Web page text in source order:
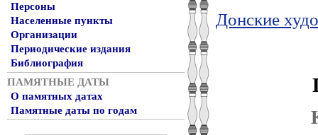
Персоны
Населенные пункты
Организации
Периодические издания
Библиография
ПАМЯТНЫЕ ДАТЫ
О памятных датах
Памятные даты по годам
Донские